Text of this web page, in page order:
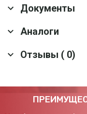
Основные
Дополнительный
Гарантия
перемещения
Документы
Скачать все
Аналоги
Артикул:
52 900
Отзывы ( 0)